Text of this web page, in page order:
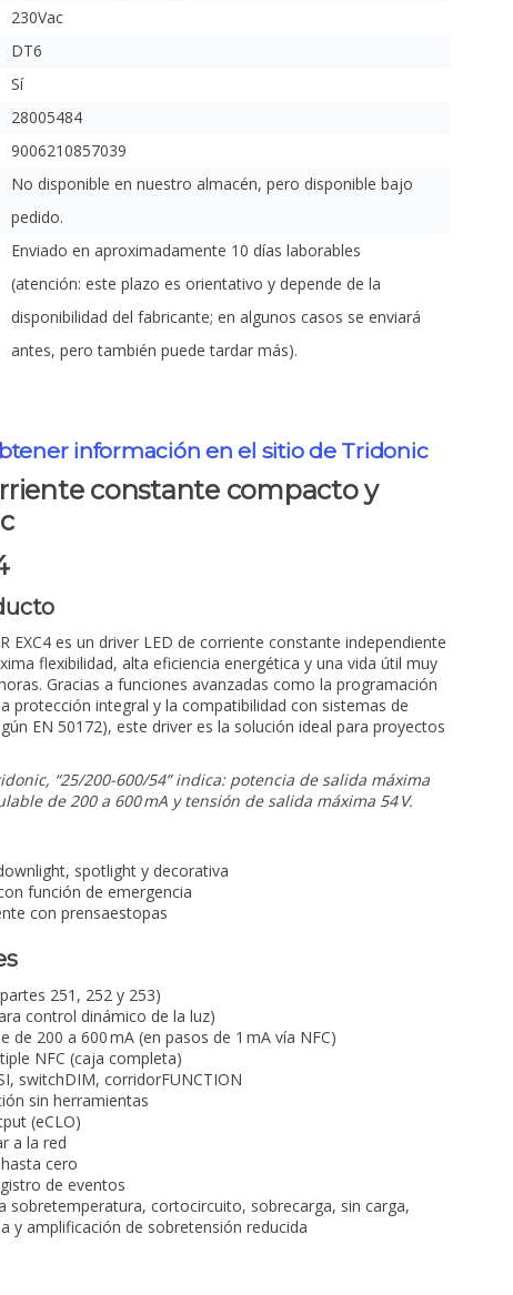
230Vac
DT6
Sí
28005484
9006210857039
No disponible en nuestro almacén, pero disponible bajo
pedido.
Enviado en aproximadamente 10 días laborables
(atención: este plazo es orientativo y depende de la
disponibilidad del fabricante; en algunos casos se enviará
antes, pero también puede tardar más).
información en el sitio de Tridonic
constante compacto y
EXC4 es un driver LED de corriente constante independiente
flexibilidad, alta eficiencia energética y una vida útil muy
Gracias a funciones avanzadas como la programación
protección integral y la compatibilidad con sistemas de
EN 50172), este driver es la solución ideal para proyectos
“25/200-600/54” indica: potencia de salida máxima
de 200 a 600 mA y tensión de salida máxima 54 V.
spotlight y decorativa
función de emergencia
con prensaestopas
251, 252 y 253)
control dinámico de la luz)
de 200 a 600 mA (en pasos de 1 mA vía NFC)
NFC (caja completa)
switchDIM, corridorFUNCTION
sin herramientas
(eCLO)
a la red
cero
de eventos
sobretemperatura, cortocircuito, sobrecarga, sin carga,
y amplificación de sobretensión reducida